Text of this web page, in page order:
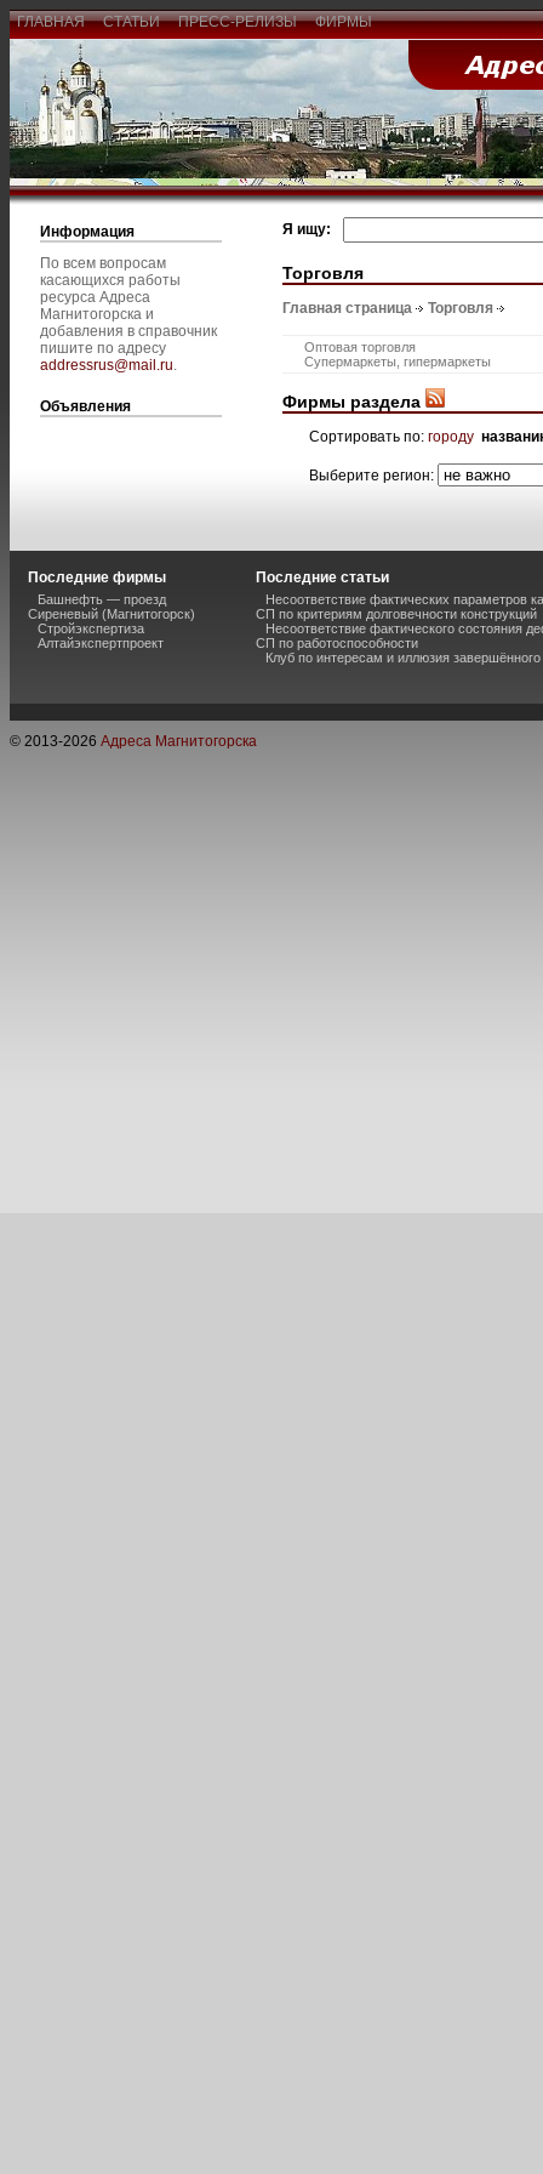
ГЛАВНАЯ СТАТЬИ ПРЕСС-РЕЛИЗЫ ФИРМЫ
Информация
По всем вопросам
касающихся работы
ресурса Адреса
Магнитогорска и
добавления в справочник
пишите по адресу
addressrus@mail.ru.
Объявления
Я ищу:
Торговля
Главная страница Торговля
Оптовая торговля
Супермаркеты, гипермаркеты
Фирмы раздела
Сортировать по: городу
Выберите регион:
Последние фирмы
Башнефть — проезд
Сиреневый (Магнитогорск)
Стройэкспертиза
Алтайэкспертпроект
Последние статьи
Несоответствие фактических параметров
СП по критериям долговечности конструкций
Несоответствие фактического состояния
СП по работоспособности
Клуб по интересам и иллюзия
© 2013-2026 Адреса Магнитогорска